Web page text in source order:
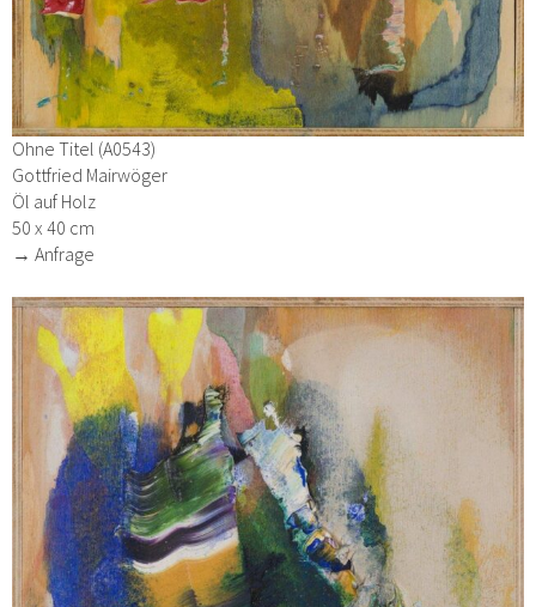
Ohne Titel (A0543)
Gottfried Mairwöger
Öl auf Holz
50 x 40 cm
→ Anfrage